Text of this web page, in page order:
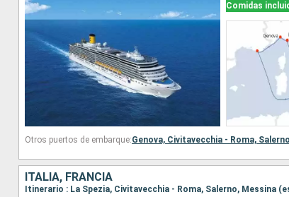
Comidas
Otros puertos de embarque:Genova, Civitavecchia - Roma, Salerno
ITALIA, FRANCIA
Itinerario : La Spezia, Civitavecchia - Roma, Salerno, Messina